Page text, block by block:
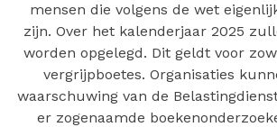
mensen die volgens de wet
zijn. Over het kalenderjaar 2025
worden opgelegd. Dit geldt voor
vergrijpboetes. Organisaties
waarschuwing van de
er zogenaamde